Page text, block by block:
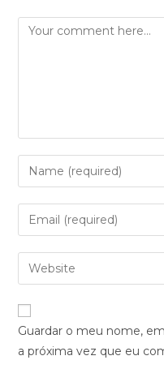
Guardar o meu nome,
a próxima vez que eu